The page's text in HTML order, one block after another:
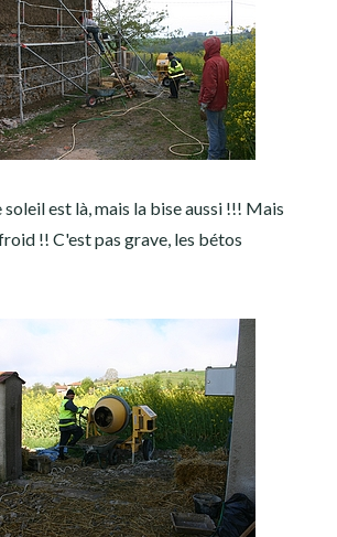
est là, mais la bise aussi !!! Mais
!! C'est pas grave, les bétos